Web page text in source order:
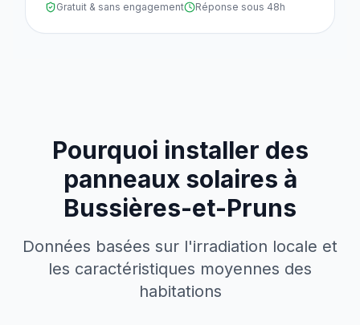
Gratuit & sans engagement Réponse sous 48h
Pourquoi installer des
panneaux solaires à
Bussières-et-Pruns
Données basées sur l'irradiation locale et
les caractéristiques moyennes des
habitations